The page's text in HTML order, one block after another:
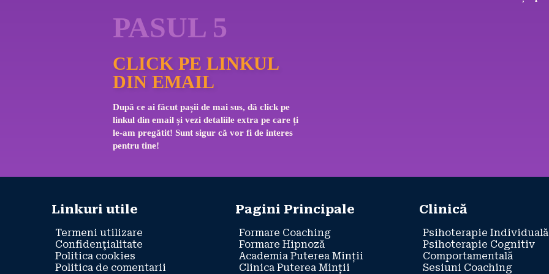
PASUL 5
CLICK PE LINKUL
DIN EMAIL
După ce ai făcut pașii de mai sus, dă click pe
linkul din email și vezi detaliile extra pe care ți
le-am pregătit! Sunt sigur că vor fi de interes
pentru tine!
Linkuri utile
Termeni utilizare
Confidenţialitate
Politica cookies
Politica de comentarii
Pagini Principale
Formare Coaching
Formare Hipnoză
Academia Puterea Minții
Clinica Puterea Minții
Clinică
Psihoterapie Individuală
Psihoterapie Cognitiv
Comportamentală
Sesiuni Coaching